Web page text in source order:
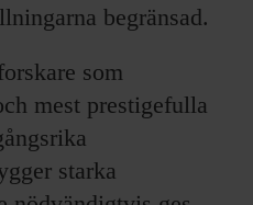
begränsad.
som
mest prestigefulla
starka